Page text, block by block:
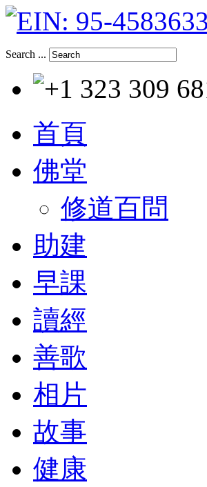
Search ...
首頁
佛堂
修道百問
助建
早課
讀經
善歌
相片
故事
健康